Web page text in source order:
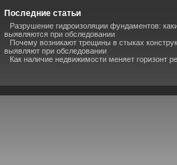
Последние статьи
Разрушение гидроизоляции фундаментов:
выявляются при обследовании
Почему возникают трещины в стыках
выявляют при обследовании
Как наличие недвижимости меняет горизонт